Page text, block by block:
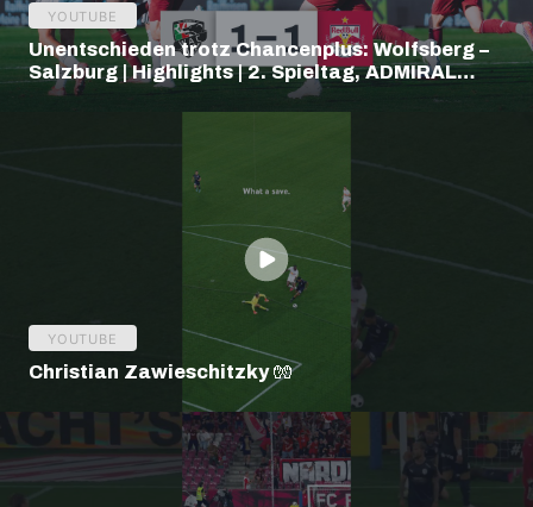
YOUTUBE
Unentschieden trotz Chancenplus: Wolfsberg –
Salzburg | Highlights | 2. Spieltag, ADMIRAL
Bundesliga
YOUTUBE
Christian Zawieschitzky 🧤